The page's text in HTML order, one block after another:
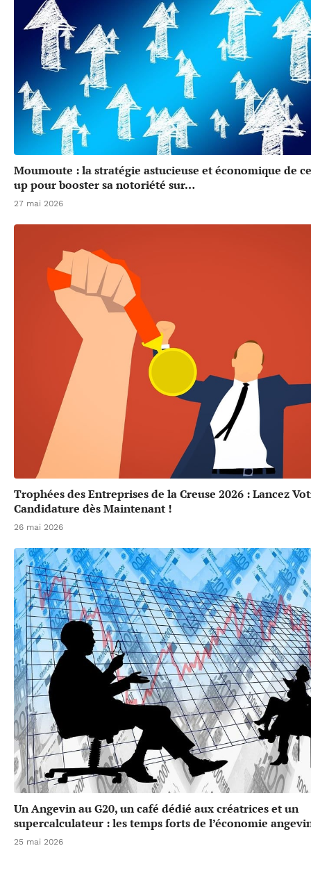
Moumoute : la stratégie astucieuse et économique de
up pour booster sa notoriété sur…
27 mai 2026
Trophées des Entreprises de la Creuse 2026 : Lancez
Candidature dès Maintenant !
26 mai 2026
Un Angevin au G20, un café dédié aux créatrices et un
supercalculateur : les temps forts de l’économie
25 mai 2026